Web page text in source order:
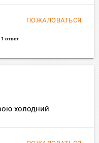
ПОЖАЛОВАТЬСЯ
1 ответ
холодний